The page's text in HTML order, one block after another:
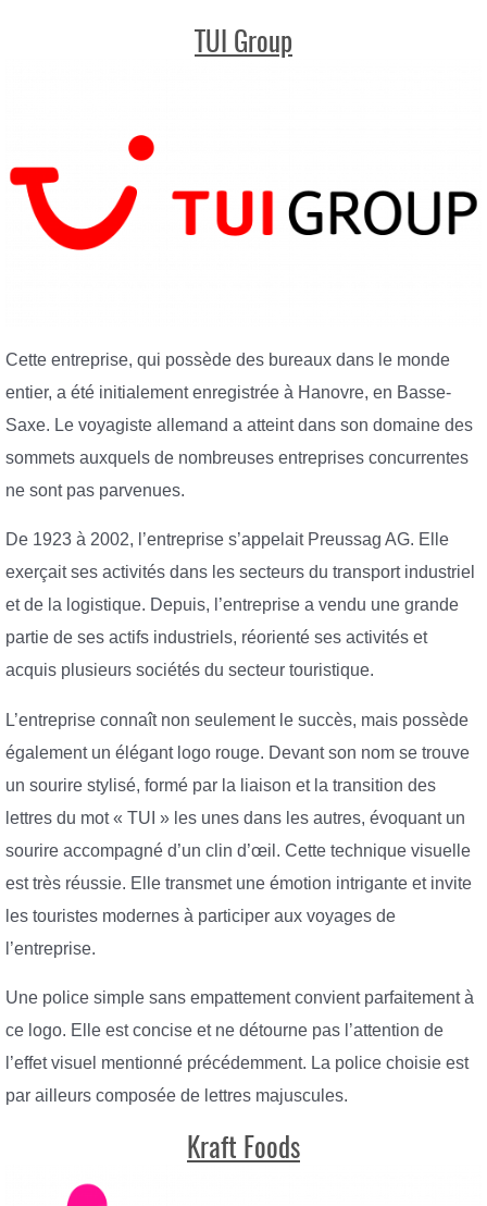
TUI Group
Cette entreprise, qui possède des bureaux dans le monde
entier, a été initialement enregistrée à Hanovre, en Basse-
Saxe. Le voyagiste allemand a atteint dans son domaine des
sommets auxquels de nombreuses entreprises concurrentes
ne sont pas parvenues.
De 1923 à 2002, l’entreprise s’appelait Preussag AG. Elle
exerçait ses activités dans les secteurs du transport industriel
et de la logistique. Depuis, l’entreprise a vendu une grande
partie de ses actifs industriels, réorienté ses activités et
acquis plusieurs sociétés du secteur touristique.
L’entreprise connaît non seulement le succès, mais possède
également un élégant logo rouge. Devant son nom se trouve
un sourire stylisé, formé par la liaison et la transition des
lettres du mot « TUI » les unes dans les autres, évoquant un
sourire accompagné d’un clin d’œil. Cette technique visuelle
est très réussie. Elle transmet une émotion intrigante et invite
les touristes modernes à participer aux voyages de
l’entreprise.
Une police simple sans empattement convient parfaitement à
ce logo. Elle est concise et ne détourne pas l’attention de
l’effet visuel mentionné précédemment. La police choisie est
par ailleurs composée de lettres majuscules.
Kraft Foods